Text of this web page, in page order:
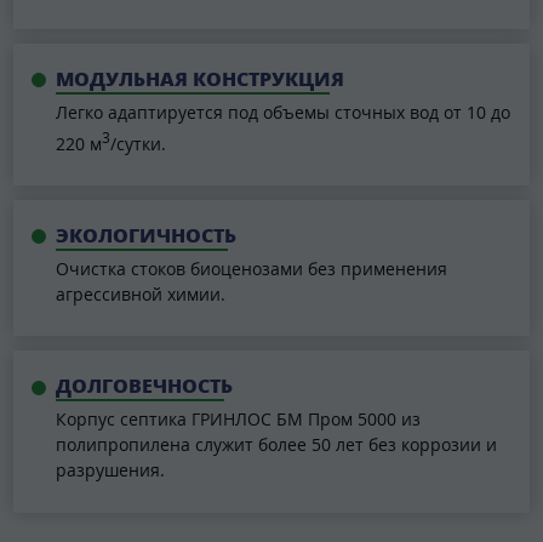
МОДУЛЬНАЯ КОНСТРУКЦИЯ
Легко адаптируется под объемы сточных вод от 10 до
220 м3/сутки.
ЭКОЛОГИЧНОСТЬ
Очистка стоков биоценозами без применения
агрессивной химии.
ДОЛГОВЕЧНОСТЬ
Корпус септика ГРИНЛОС БМ Пром 5000 из
полипропилена служит более 50 лет без коррозии и
разрушения.